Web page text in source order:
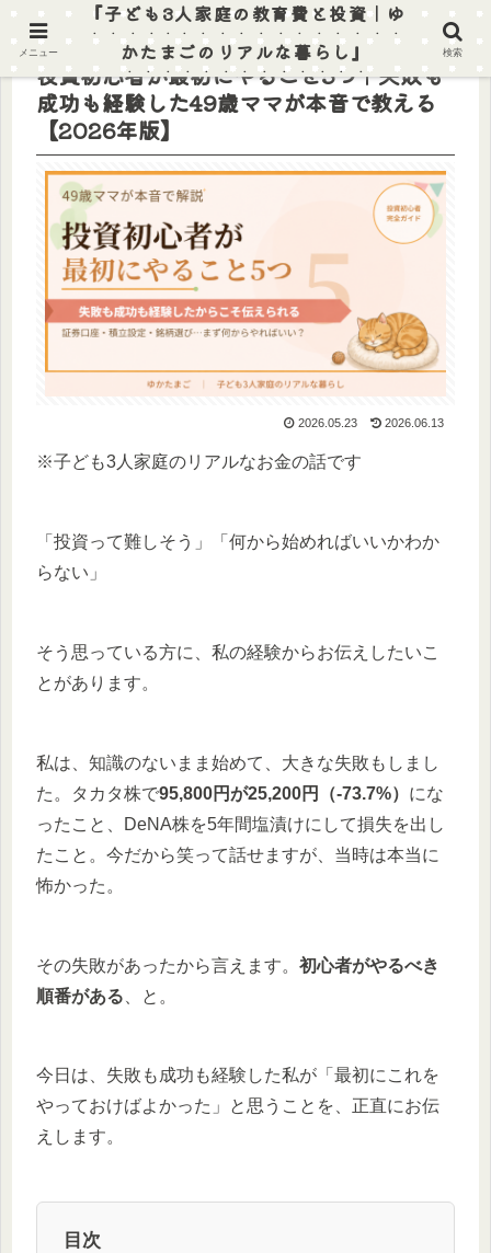
投資初心者が最初にやること5つ｜失敗も
成功も経験した49歳ママが本音で教える
【2026年版】
2026.05.23 2026.06.13
※子ども3人家庭のリアルなお金の話です
「投資って難しそう」「何から始めればいいかわか
らない」
そう思っている方に、私の経験からお伝えしたいこ
とがあります。
私は、知識のないまま始めて、大きな失敗もしまし
た。タカタ株で95,800円が25,200円（-73.7%） にな
ったこと、DeNA株を5年間塩漬けにして損失を出し
たこと。今だから笑って話せますが、当時は本当に
怖かった。
その失敗があったから言えます。 初心者がやるべき
順番がある 、と。
今日は、失敗も成功も経験した私が「最初にこれを
やっておけばよかった」と思うことを、正直にお伝
えします。
目次
メニュー
『子ども3人家庭の教育費と投資｜ゆ
かたまごのリアルな暮らし』
検索